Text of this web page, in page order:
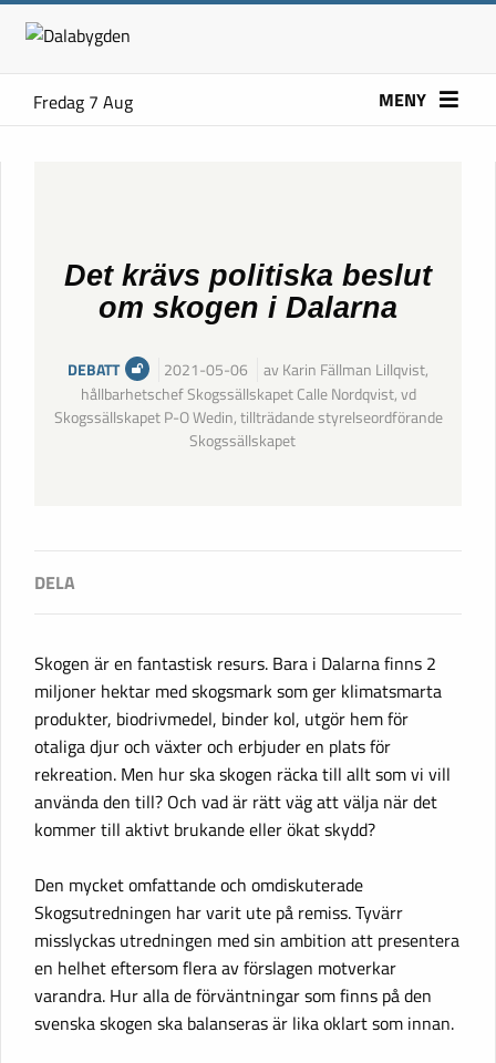
Fredag 7 Aug MENY
Det krävs politiska beslut
om skogen i Dalarna
DEBATT 2021-05-06
av Karin Fällman Lillqvist,
hållbarhetschef Skogssällskapet Calle Nordqvist, vd
Skogssällskapet P-O Wedin, tillträdande styrelseordförande
Skogssällskapet
Skogen är en fantastisk resurs. Bara i Dalarna finns 2
miljoner hektar med skogsmark som ger klimatsmarta
produkter, biodrivmedel, binder kol, utgör hem för
otaliga djur och växter och erbjuder en plats för
rekreation. Men hur ska skogen räcka till allt som vi vill
använda den till? Och vad är rätt väg att välja när det
kommer till aktivt brukande eller ökat skydd?
Den mycket omfattande och omdiskuterade
Skogsutredningen har varit ute på remiss. Tyvärr
misslyckas utredningen med sin ambition att presentera
en helhet eftersom flera av förslagen motverkar
varandra. Hur alla de förväntningar som finns på den
svenska skogen ska balanseras är lika oklart som innan.